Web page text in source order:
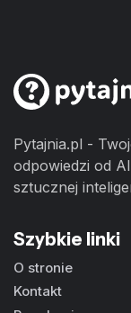
Pytajnia.pl -
odpowiedzi od
sztucznej
Szybkie linki
O stronie
Kontakt